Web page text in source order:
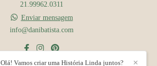
21.99962.0311
Enviar mensagem
info@danibatista.com
✕
Olá! Vamos criar uma História Linda juntos?